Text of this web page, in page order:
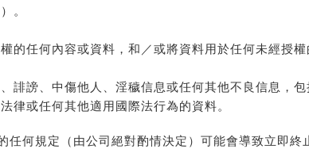
。
的任何內容或資料，和／或將資料用於任何未經授
誹謗、中傷他人、淫穢信息或任何其他不良信息，
律或任何其他適用國際法行為的資料。
何規定（由公司絕對酌情決定）可能會導致立即終